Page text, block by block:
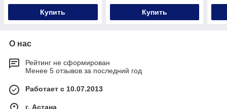
Купить Купить
О нас
Рейтинг не сформирован
Менее 5 отзывов за последний год
Работает с 10.07.2013
г. Астана